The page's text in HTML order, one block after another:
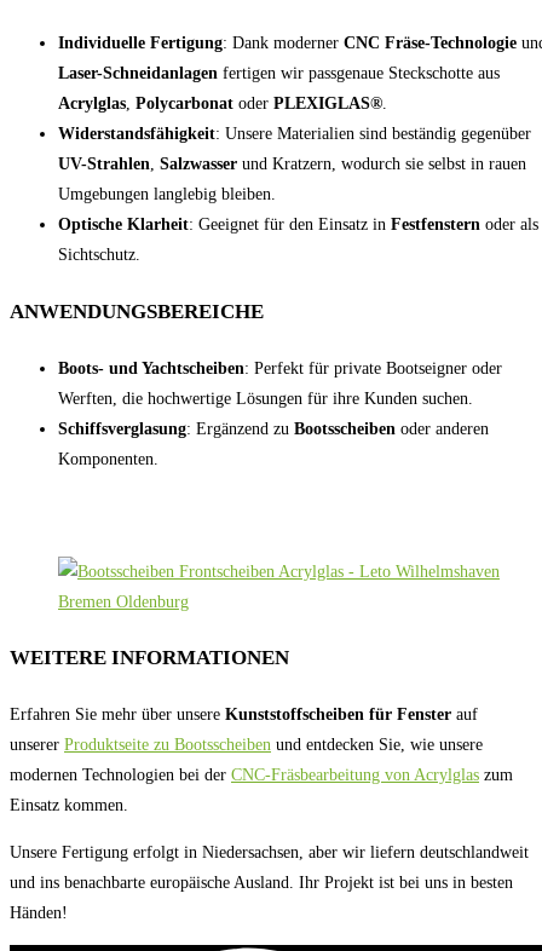
Individuelle Fertigung: Dank moderner CNC Fräse-Technologie
Laser-Schneidanlagen fertigen wir passgenaue Steckschotte aus
Acrylglas, Polycarbonat oder PLEXIGLAS®.
Widerstandsfähigkeit: Unsere Materialien sind beständig gegenüber
UV-Strahlen, Salzwasser und Kratzern, wodurch sie selbst in rauen
Umgebungen langlebig bleiben.
Optische Klarheit: Geeignet für den Einsatz in Festfenstern oder als
Sichtschutz.
ANWENDUNGSBEREICHE
Boots- und Yachtscheiben: Perfekt für private Bootseigner oder
Werften, die hochwertige Lösungen für ihre Kunden suchen.
Schiffsverglasung: Ergänzend zu Bootsscheiben oder anderen
Komponenten.
WEITERE INFORMATIONEN
Erfahren Sie mehr über unsere Kunststoffscheiben für Fenster auf
unserer Produktseite zu Bootsscheiben und entdecken Sie, wie unsere
modernen Technologien bei der CNC-Fräsbearbeitung von Acrylglas zum
Einsatz kommen.
Unsere Fertigung erfolgt in Niedersachsen, aber wir liefern deutschlandweit
und ins benachbarte europäische Ausland. Ihr Projekt ist bei uns in besten
Händen!